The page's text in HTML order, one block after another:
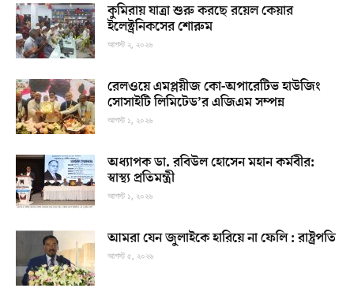
কুমিরায় যাত্রা শুরু করছে রয়েল কেয়ার
ইলেক্ট্রনিকসের শোরুম
আগস্ট ২, ২০২৬
রেলওয়ে এমপ্লয়ীজ কো-অপারেটিভ হাউজিং
সোসাইটি লিমিটেড’র এজিএম সম্পন্ন
আগস্ট ১, ২০২৬
অধ্যাপক ডা. রবিউল হোসেন মহান কর্মবীর:
স্বাস্থ্য প্রতিমন্ত্রী
আগস্ট ১, ২০২৬
আমরা যেন জুলাইকে হারিয়ে না ফেলি : রাষ্ট্রপতি
আগস্ট ৫, ২০২৬